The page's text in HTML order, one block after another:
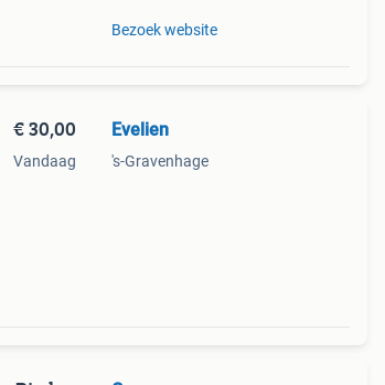
Bezoek website
€ 30,00
Vandaag
Evelien
's-Gravenhage